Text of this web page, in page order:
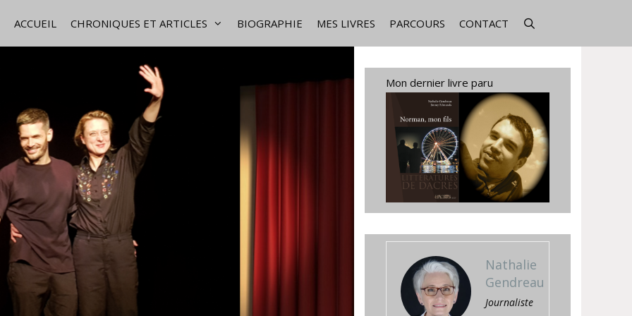
ACCUEIL CHRONIQUES ET ARTICLES BIOGRAPHIE MES LIVRES PARCOURS CONTACT
Mon dernier livre paru
Nathalie
Gendreau
Journaliste